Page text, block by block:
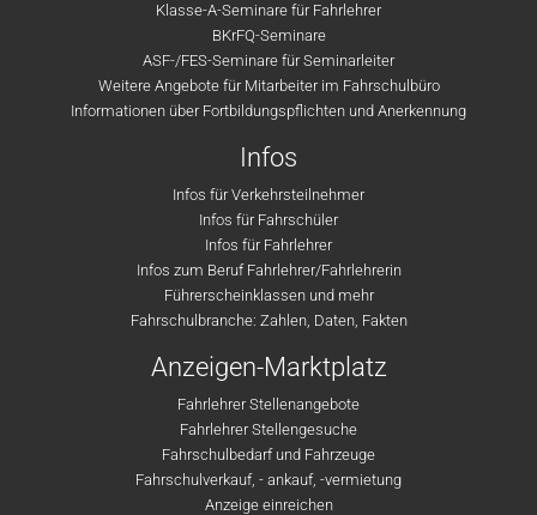
Klasse-A-Seminare für Fahrlehrer
BKrFQ-Seminare
ASF-/FES-Seminare für Seminarleiter
Weitere Angebote für Mitarbeiter im Fahrschulbüro
Informationen über Fortbildungspflichten und Anerkennung
Infos
Infos für Verkehrsteilnehmer
Infos für Fahrschüler
Infos für Fahrlehrer
Infos zum Beruf Fahrlehrer/Fahrlehrerin
Führerscheinklassen und mehr
Fahrschulbranche: Zahlen, Daten, Fakten
Anzeigen-Marktplatz
Fahrlehrer Stellenangebote
Fahrlehrer Stellengesuche
Fahrschulbedarf und Fahrzeuge
Fahrschulverkauf, - ankauf, -vermietung
Anzeige einreichen